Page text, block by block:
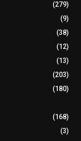
(279)
(9)
(38)
(12)
(13)
(203)
(180)
(168)
(3)